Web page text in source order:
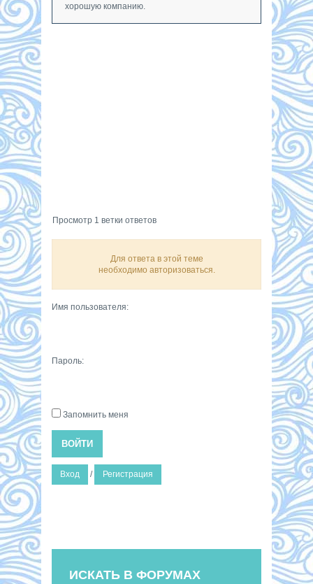
хорошую компанию.
Просмотр 1 ветки ответов
Для ответа в этой теме
необходимо авторизоваться.
Имя пользователя:
Пароль:
Запомнить меня
ВОЙТИ
Вход / Регистрация
ИСКАТЬ В ФОРУМАХ